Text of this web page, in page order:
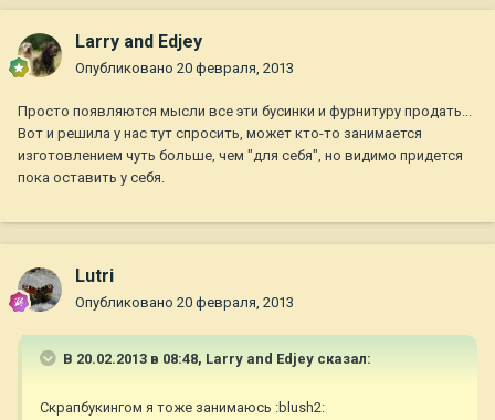
Larry and Edjey
Опубликовано 20 февраля, 2013
Просто появляются мысли все эти бусинки и фурнитуру продать...
Вот и решила у нас тут спросить, может кто-то занимается
изготовлением чуть больше, чем "для себя", но видимо придется
пока оставить у себя.
Lutri
Опубликовано 20 февраля, 2013
В 20.02.2013 в 08:48, Larry and Edjey сказал:
Скрапбукингом я тоже занимаюсь :blush2: